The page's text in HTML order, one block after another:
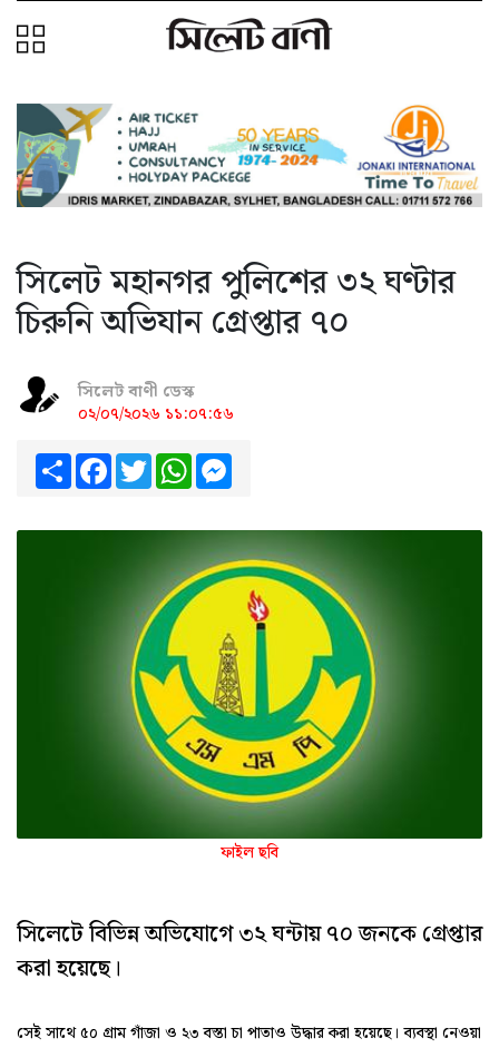
সিলেট মহানগর পুলিশের ৩২ ঘণ্টার
চিরুনি অভিযান গ্রেপ্তার ৭০
সিলেট বাণী ডেস্ক
০২/০৭/২০২৬ ১১:০৭:৫৬
ShareFacebook
TwitterWhatsApp
ফাইল ছবি
সিলেটে বিভিন্ন অভিযোগে ৩২ ঘন্টায় ৭০ জনকে গ্রেপ্তার
করা হয়েছে।
সেই সাথে ৫০ গ্রাম গাঁজা ও ২৩ বস্তা চা পাতাও উদ্ধার করা হয়েছে। ব্যবস্থা নেওয়া